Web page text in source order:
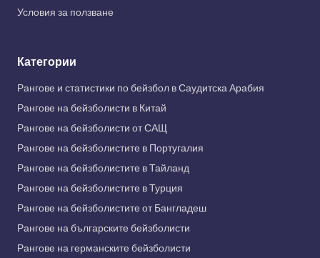
Условия за ползване
Категории
Рангове и статистики по бейзбол в Саудитска Арабия
Рангове на бейзболисти в Китай
Рангове на бейзболисти от САЩ
Рангове на бейзболистите в Португалия
Рангове на бейзболистите в Тайланд
Рангове на бейзболистите в Турция
Рангове на бейзболистите от Бангладеш
Рангове на българските бейзболисти
Рангове на германските бейзболисти